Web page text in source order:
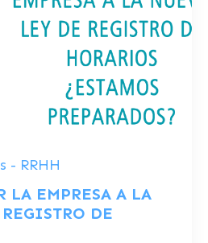
- RRHH
LA EMPRESA A LA
DE